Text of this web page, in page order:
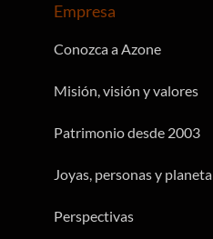
Empresa
Conozca a Azone
Misión, visión y valores
Patrimonio desde 2003
Joyas, personas y planeta
Perspectivas